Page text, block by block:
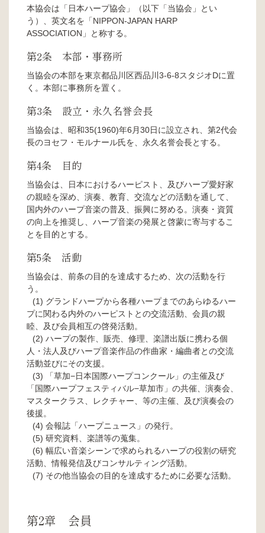
本協会は「日本ハープ協会」（以下「当協会」とい
う）、英文名を「NIPPON-JAPAN HARP
ASSOCIATION」と称する。
第2条 本部・事務所
当協会の本部を東京都品川区西品川3-6-8スタジオDに置
く。本部に事務所を置く。
第3条 設立・永久名誉会長
当協会は、昭和35(1960)年6月30日に設立され、第2代会
長のヨセフ・モルナール氏を、永久名誉会長とする。
第4条 目的
当協会は、日本におけるハーピスト、及びハープ愛好家
の親睦を深め、演奏、教育、交流などの活動を通して、
国内外のハープ音楽の普及、振興に努める。演奏・資質
の向上を推奨し、ハープ音楽の発展と啓蒙に寄与するこ
とを目的とする。
第5条 活動
当協会は、前条の目的を達成するため、次の活動を行
う。
グランドハープから各種ハープまでのあらゆるハー
プに関わる内外のハーピストとの交流活動、会員の親
睦、及び会員相互の啓発活動。
ハープの製作、販売、修理、楽譜出版に携わる個
人・法人及びハープ音楽作品の作曲家・編曲者との交流
活動並びにその支援。
「草加−日本国際ハープコンクール」の主催及び
「国際ハープフェスティバル−草加市」の共催、演奏会、
マスタークラス、レクチャー、等の主催、及び演奏会の
後援。
会報誌「ハープニュース」の発行。
研究資料、楽譜等の蒐集。
幅広い音楽シーンで求められるハープの役割の研究
活動、情報発信及びコンサルティング活動。
その他当協会の目的を達成するために必要な活動。
第2章 会員